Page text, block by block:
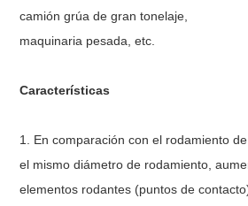
camión grúa de gran tonelaje,
maquinaria pesada, etc.
Características
1. En comparación con el rodamiento
el mismo diámetro de rodamiento,
elementos rodantes (puntos de